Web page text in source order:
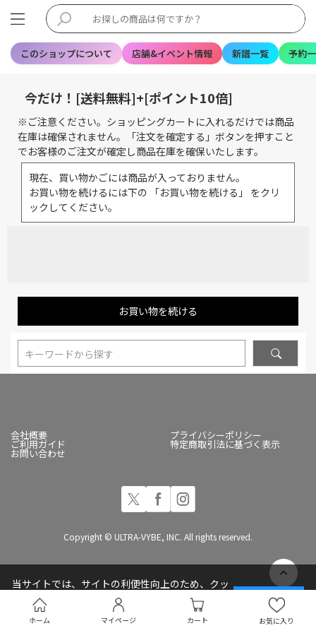
このショップについて 店舗&イベント情報 新譜一覧 予約
ホーム マイページ カート お気に入り
今だけ！[送料無料]+[ポイント10倍]
※ご注意ください。ショッピングカートに入れるだけでは商品
在庫は確保されません。「注文を確定する」ボタンを押すこと
でお客様のご注文が確定し商品在庫を確保いたします。
現在、買い物かごには商品が入っておりません。
お買い物を続けるには下の 「お買い物を続ける」 をクリ
ックしてください。
お買い物を続ける
キーワードから探す
会社概要 プライバシーポリシー
ご利用ガイド 特定商取引法に基づく表示
お問い合わせ
Copyright © ULTRA-VYBE, INC. All rights reserved.
当サイトでは、サイトの利便性向上のため、クッ
キー(Cookie)を使用しています
プライバシーポリシー
承諾する